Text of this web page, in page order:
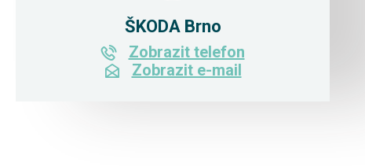
ŠKODA Brno
Zobrazit telefon
Zobrazit e-mail